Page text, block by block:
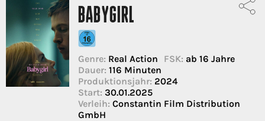
BABYGIRL
Genre: Real Action FSK: ab 16 Jahre
Dauer: 116 Minuten
Produktionsjahr: 2024
Start: 30.01.2025
Verleih: Constantin Film Distribution
GmbH